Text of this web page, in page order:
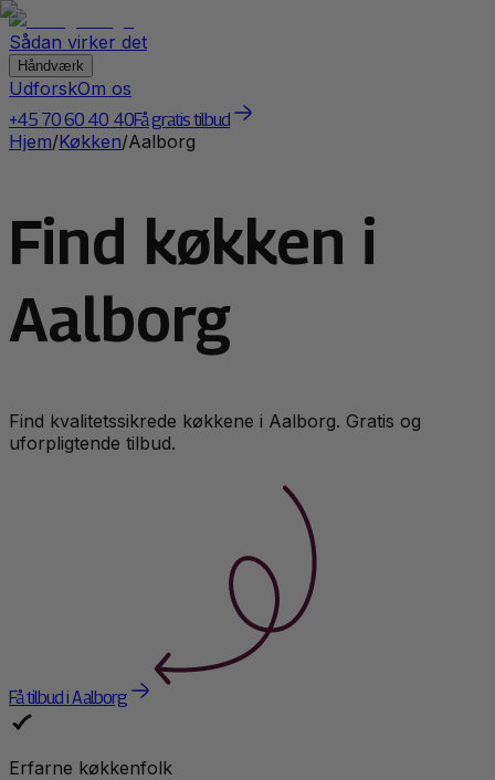
Sådan virker det
Håndværk
UdforskOm os
+45 70 60 40 40Få gratis tilbud
Hjem/Køkken/Aalborg
Find køkken i
Aalborg
Find kvalitetssikrede køkkene i Aalborg. Gratis og
uforpligtende tilbud.
Få tilbud i Aalborg
Erfarne køkkenfolk